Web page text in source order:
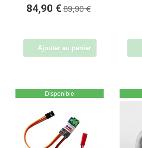
84,90 €89,90 €
Ajouter au panier
Disponible